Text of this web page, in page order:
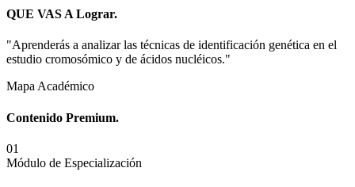
QUE VAS A Lograr.
"Aprenderás a analizar las técnicas de identificación genética en el
estudio cromosómico y de ácidos nucléicos."
Mapa Académico
Contenido Premium.
01
Módulo de Especialización